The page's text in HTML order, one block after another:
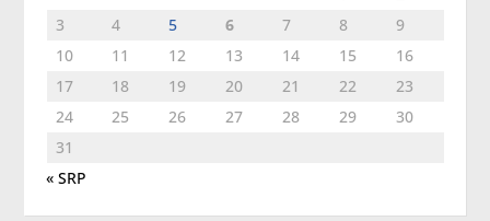
3
4 5 6 7 8
9
10
11 12 13 14 15
16
17
18 19 20 21 22
23
24
25 26 27 28 29
30
31
« SRP